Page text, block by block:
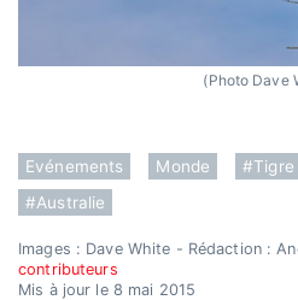
(Photo Dave
Evénements Monde #Tigre
#Australie
Images : Dave White - Rédaction :
contributeurs
Mis à jour le 8 mai 2015